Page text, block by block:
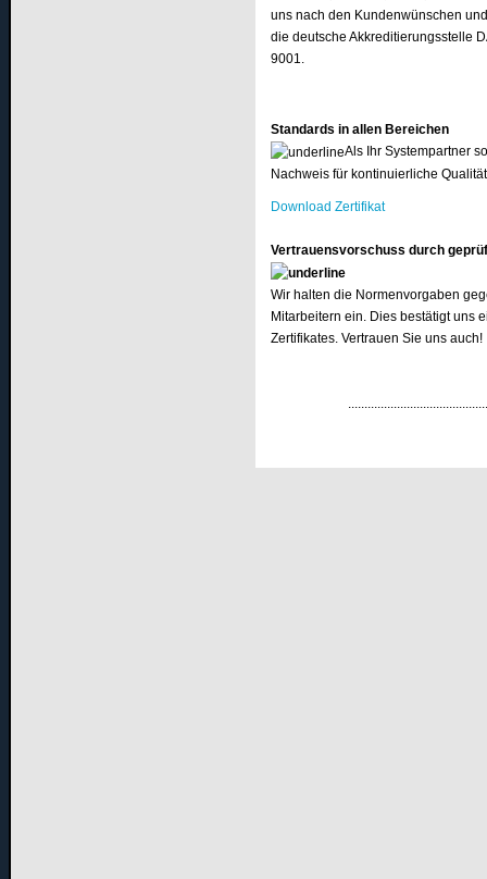
uns nach den Kundenwünschen
die deutsche Akkreditierungsstelle
9001.
Standards in allen Bereichen
Als Ihr Systempartner
Nachweis für kontinuierliche
Download Zertifikat
Vertrauensvorschuss durch
Wir halten die Normenvorgaben
Mitarbeitern ein. Dies bestätigt uns
Zertifikates. Vertrauen Sie uns auch!